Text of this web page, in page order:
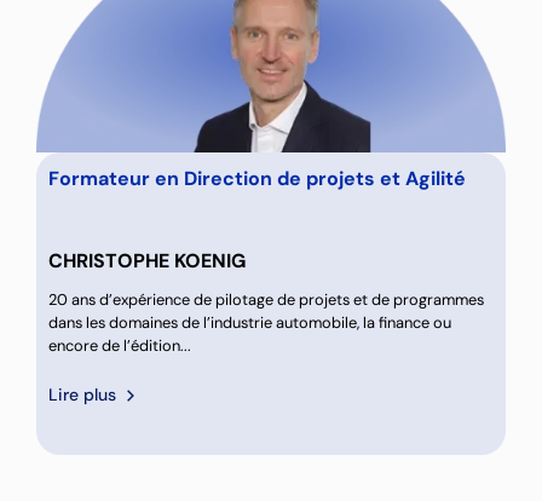
Formateur en Direction de projets et Agilité
CHRISTOPHE KOENIG
20 ans d’expérience de pilotage de projets et de programmes
dans les domaines de l’industrie automobile, la finance ou
encore de l’édition...
Lire plus